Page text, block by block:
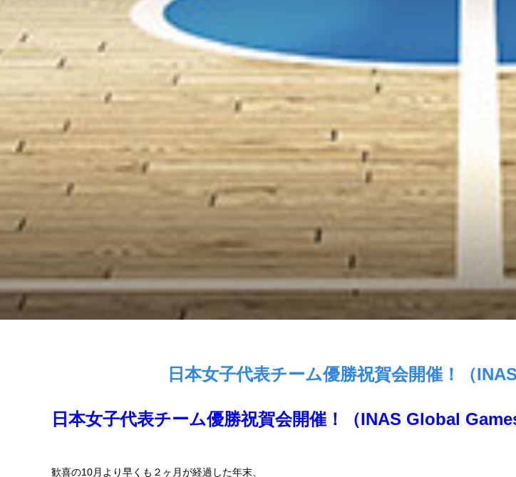
日本女子代表チーム優勝祝賀会開催！（
日本女子代表チーム優勝祝賀会開催！ （INAS Global
歓喜の10月より早くも２ヶ月が経過した年末、